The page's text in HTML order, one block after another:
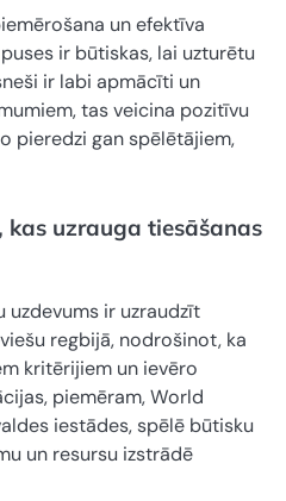
un efektīva
ir būtiskas, lai uzturētu
ir labi apmācīti un
tas veicina pozitīvu
pieredzi gan spēlētājiem,
kas uzrauga tiesāšanas
uzdevums ir uzraudzīt
regbijā, nodrošinot, ka
kritērijiem un ievēro
piemēram, World
iestādes, spēlē būtisku
un resursu izstrādē